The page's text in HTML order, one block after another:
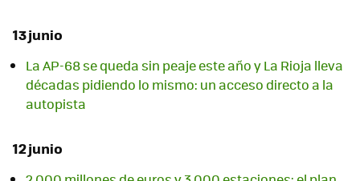
13 junio
La AP-68 se queda sin peaje este año y La Rioja lleva
décadas pidiendo lo mismo: un acceso directo a la
autopista
12 junio